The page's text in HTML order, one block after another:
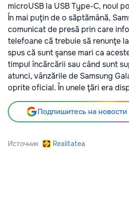
microUSB la USB Type-C, noul
În mai puţin de o săptămână,
comunicat de presă prin care
telefoane că trebuie să renunţe
spus că sunt şanse mari ca
timpul încărcării sau când sunt
atunci, vânzările de Samsung
oprite oficial. În unele ţări era
Подпишитесь на
Источник Realitatea